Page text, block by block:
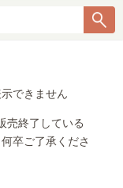
できません
売終了している
卒ご了承くださ